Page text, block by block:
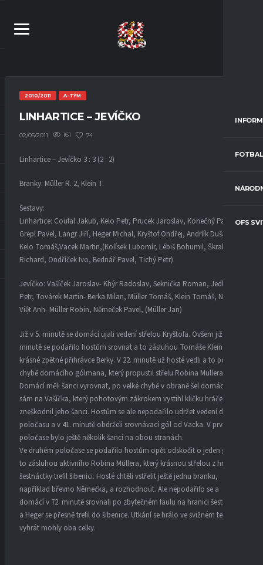
OFS
2010/2011 A-TÝM
LINHARTICE – JEVÍČKO
02/05/2011 161 74
Linhartice – Jevíčko 3 : 3 (2 : 2)
Branky: Müller R. 2, Klein T.
Sestavy:
Linhartice: Coufal Jakub, Kelo Petr, Prucek Jaroslav, Konečný Patrik,
Grepl Pavel, Langr Jiří, Heger Michal, Kryštof Ondřej, Andrlík Dušan,
Kelo Tomáš,Vacek Martin,(Kolísek Lubomír, Lébiš Bohumil, Škrabal
Richard, Ondříček Ivo, Bednář Pavel, Tichý Petr)
Jevíčko: Vašíček Jaroslav- Khýr Radoslav, Seknička Roman, Jedlinský
Petr, Továrek Martin- Berka Milan, Müller Tomáš, Klein Tomáš, Nguyễn
Việt Anh- Müller Robin, Němeček Pavel, (Müller Jan)
Již v 5. minutě se domácí ujali vedení střelou Kryštofa. Ovšem již ve 14.
minutě se podařilo hostům srovnat a to zásluhou Tomáše Kleina po
krásné zpětné přihrávce Berky. V 22. minutě už hosté vedli a to po
chybě domácího gólmana, který propustil střelu Robina Müllera.
Domácí měli šanci vyrovnat, po velké chybě v obraně šel domácí hráč
sám na Vašíčka, který pohotovým zákrokem vystihl kličku hráče a tak
zneškodnil jeho šanci. Hostům se ale nepodařilo udržet vedení do
poločasu a v 41. minutě obdrželi srovnávací gól od Vacka. V prvním
poločase bylo ještě několik šancí na obou stranách.
Ve druhém poločase se podařilo hostům opět odskočit o jeden gól a
to zásluhou aktivního Robina Müllera, který krásnou střelou z hranice
šestnáctky trefil šibenici. Hosté chtěli vstřelit ještě jednu branku,
například břevno Němečka, a rozhodnout. Ale nepodařilo se a
domácí v 72. minutě srovnali po zbytečném faulu na hranici šestnáctky
a Heger se přesně trefil do šibenice. Utkání se hrálo ve svižném tempu a
vyhrát mohly oba celky.